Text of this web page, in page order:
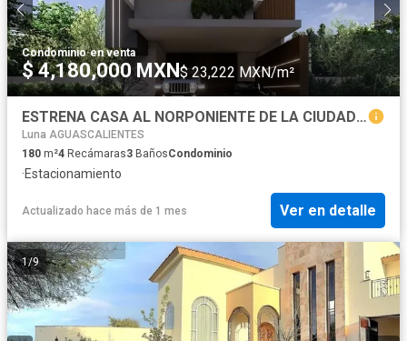
Condominio·en venta
$ 4,180,000 MXN$ 23,222 MXN/m²
ESTRENA CASA AL NORPONIENTE DE LA CIUDAD EN HACIENDA NUEVA, AGUASCALIENTES
Luna AGUASCALIENTES
180 m²4 Recámaras3 BañosCondominio
·Estacionamiento
Actualizado hace más de 1 mes Ver en detalle
1/9